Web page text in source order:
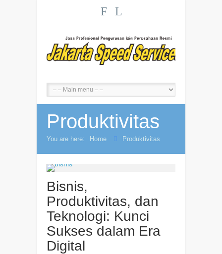
F L
Produktivitas
You are here: Home Produktivitas
Bisnis,
Produktivitas, dan
Teknologi: Kunci
Sukses dalam Era
Digital